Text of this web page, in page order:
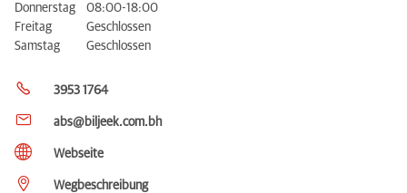
Donnerstag
08:00-18:00
Freitag
Geschlossen
Samstag
Geschlossen
3953 1764
abs@biljeek.com.bh
Webseite
Wegbeschreibung